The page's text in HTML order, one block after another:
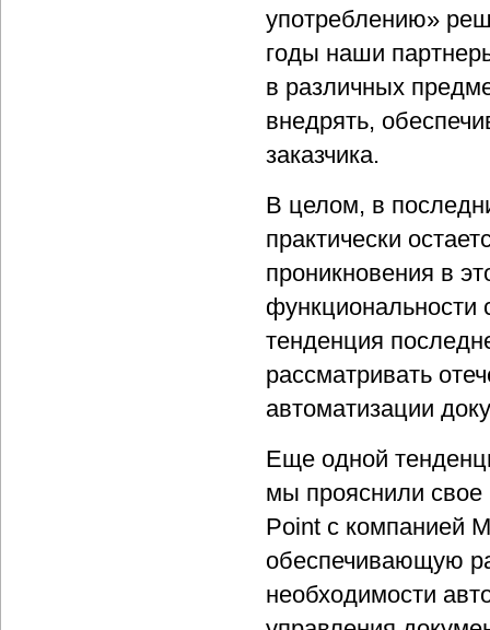
употреблению»
годы наши
в различных
внедрять,
заказчика.
В целом, в
практически
проникновения в
функциональности
тенденция
рассматривать
автоматизации
Еще одной
мы прояснили свое
Point с компанией
обеспечивающую
необходимости